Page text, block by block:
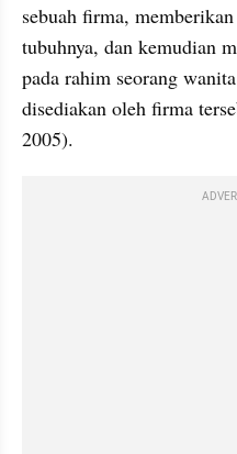
sebuah firma,
tubuhnya, dan kemudian
pada rahim seorang
disediakan oleh firma
2005).